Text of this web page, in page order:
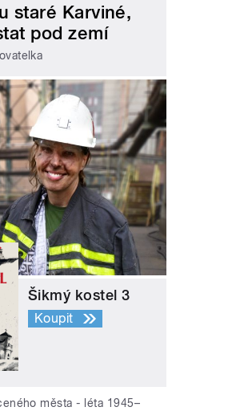
staré Karviné,
pod zemí
Šikmý kostel 3
Koupit
města - léta 1945–